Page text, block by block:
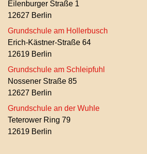
Eilenburger Straße 1
12627 Berlin
Grundschule am Hollerbusch
Erich-Kästner-Straße 64
12619 Berlin
Grundschule am Schleipfuhl
Nossener Straße 85
12627 Berlin
Grundschule an der Wuhle
Teterower Ring 79
12619 Berlin